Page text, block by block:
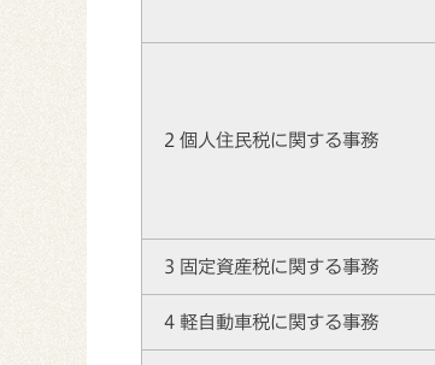
2 個人住民税に関する事務
3 固定資産税に関する事務
4 軽自動車税に関する事務